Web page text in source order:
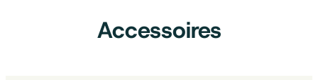
Accessoires